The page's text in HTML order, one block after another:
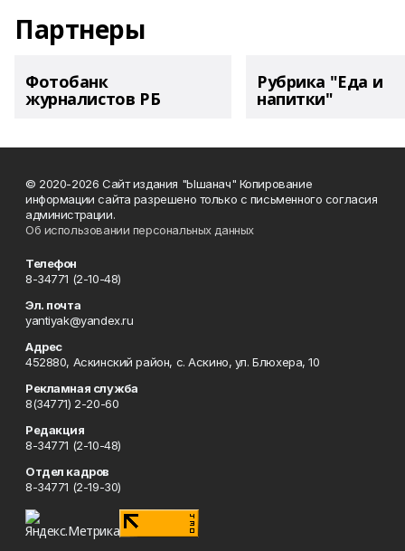
Партнеры
Фотобанк
журналистов РБ
Рубрика "Еда и
напитки"
© 2020-2026 Сайт издания "Ышанач" Копирование
информации сайта разрешено только с письменного согласия
администрации.
Об использовании персональных данных
Телефон
8-34771 (2-10-48)
Эл. почта
yantiyak@yandex.ru
Адрес
452880, Аскинский район, с. Аскино, ул. Блюхера, 10
Рекламная служба
8(34771) 2-20-60
Редакция
8-34771 (2-10-48)
Отдел кадров
8-34771 (2-19-30)